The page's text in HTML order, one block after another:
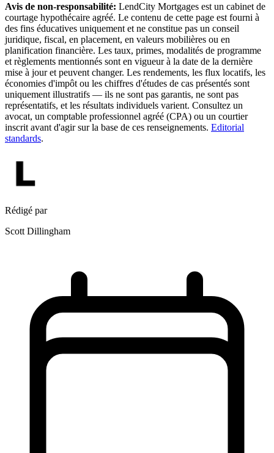
Avis de non-responsabilité: LendCity Mortgages est un cabinet de
courtage hypothécaire agréé. Le contenu de cette page est fourni à
des fins éducatives uniquement et ne constitue pas un conseil
juridique, fiscal, en placement, en valeurs mobilières ou en
planification financière. Les taux, primes, modalités de programme
et règlements mentionnés sont en vigueur à la date de la dernière
mise à jour et peuvent changer. Les rendements, les flux locatifs, les
économies d'impôt ou les chiffres d'études de cas présentés sont
uniquement illustratifs — ils ne sont pas garantis, ne sont pas
représentatifs, et les résultats individuels varient. Consultez un
avocat, un comptable professionnel agréé (CPA) ou un courtier
inscrit avant d'agir sur la base de ces renseignements. Editorial
standards.
Rédigé par
Scott Dillingham